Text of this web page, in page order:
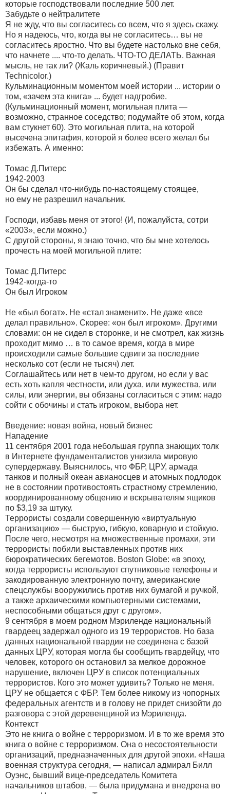
которые господствовали последние 500 лет.
Забудьте о нейтралитете
Я не жду, что вы согласитесь со всем, что я здесь скажу.
Но я надеюсь, что, когда вы не согласитесь… вы не
согласитесь яростно. Что вы будете настолько вне себя,
что начнете .... что-то делать. ЧТО-ТО ДЕЛАТЬ. Важная
мысль, не так ли? (Жаль коричневый.) (Правит
Technicolor.)
Кульминационным моментом моей истории ... истории о
том, «зачем эта книга» ... будет надгробие.
(Кульминационный момент, могильная плита —
возможно, странное соседство; подумайте об этом, когда
вам стукнет 60). Это могильная плита, на которой
высечена эпитафия, которой я более всего желал бы
избежать. А именно:
Томас Д.Питерс
1942-2003
Он бы сделал что-нибудь по-настоящему стоящее,
но ему не разрешил начальник.
Господи, избавь меня от этого! (И, пожалуйста, сотри
«2003», если можно.)
С другой стороны, я знаю точно, что бы мне хотелось
прочесть на моей могильной плите:
Томас Д.Питерс
1942-когда-то
Он был Игроком
Не «был богат». Не «стал знаменит». Не даже «все
делал правильно». Скорее: «он был игроком». Другими
словами: он не сидел в сторонке, и не смотрел, как жизнь
проходит мимо … в то самое время, когда в мире
происходили самые большие сдвиги за последние
несколько сот (если не тысяч) лет.
Соглашайтесь или нет в чем-то другом, но если у вас
есть хоть капля честности, или духа, или мужества, или
силы, или энергии, вы обязаны согласиться с этим: надо
сойти с обочины и стать игроком, выбора нет.
Введение: новая война, новый бизнес
Нападение
11 сентября 2001 года небольшая группа знающих толк
в Интернете фундаменталистов унизила мировую
супердержаву. Выяснилось, что ФБР, ЦРУ, армада
танков и полный океан авианосцев и атомных подлодок
не в состоянии противостоять страстному стремлению,
координированному общению и вскрывателям ящиков
по $3,19 за штуку.
Террористы создали совершенную «виртуальную
организацию» — быструю, гибкую, коварную и стойкую.
После чего, несмотря на множественные промахи, эти
террористы побили выставленных против них
бюрократических бегемотов. Воston Globe: «в эпоху,
когда террористы используют спутниковые телефоны и
закодированную электронную почту, американские
спецслужбы вооружились против них бумагой и ручкой,
а также архаическими компьютерными системами,
неспособными общаться друг с другом».
9 сентября в моем родном Мэриленде национальный
гвардеец задержал одного из 19 террористов. Но база
данных национальной гвардии не соединена с базой
данных ЦРУ, которая могла бы сообщить гвардейцу, что
человек, которого он остановил за мелкое дорожное
нарушение, включен ЦРУ в список потенциальных
террористов. Кого это может удивить? Только не меня.
ЦРУ не общается с ФБР. Тем более никому из чопорных
федеральных агентств и в голову не придет снизойти до
разговора с этой деревенщиной из Мэриленда.
Контекст
Это не книга о войне с терроризмом. И в то же время это
книга о войне с терроризмом. Она о несостоятельности
организаций, предназначенных для другой эпохи. «Наша
военная структура сегодня, — написал адмирал Билл
Оуэнс, бывший вице-председатель Комитета
начальников штабов, — была придумана и внедрена во